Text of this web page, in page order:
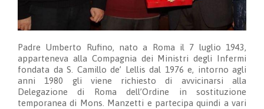
Padre Umberto Rufino, nato a Roma il 7 luglio 1943,
apparteneva alla Compagnia dei Ministri degli Infermi
fondata da S. Camillo de’ Lellis dal 1976 e, intorno agli
anni 1980 gli viene richiesto di avvicinarsi alla
Delegazione di Roma dell’Ordine in sostituzione
temporanea di Mons. Manzetti e partecipa quindi a vari